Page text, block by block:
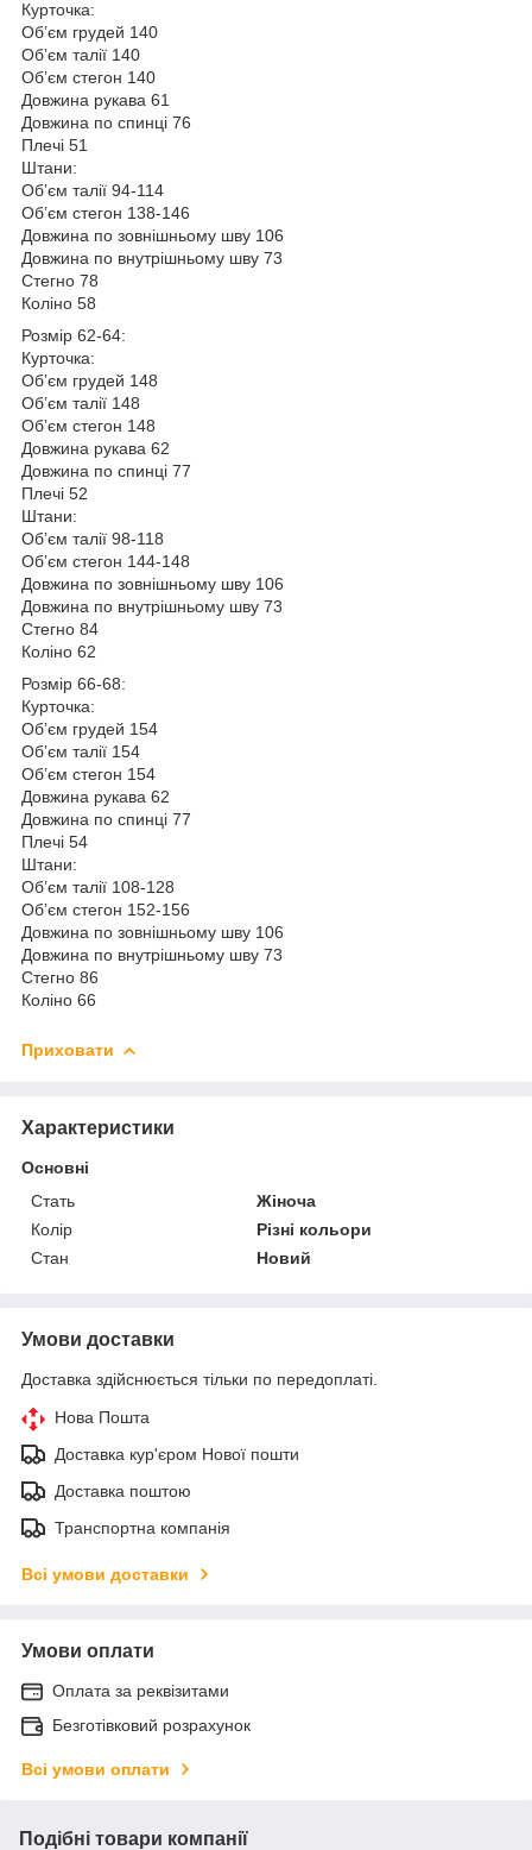
Курточка:
Обʼєм грудей 140
Обʼєм талії 140
Обʼєм стегон 140
Довжина рукава 61
Довжина по спинці 76
Плечі 51
Штани:
Обʼєм талії 94-114
Обʼєм стегон 138-146
Довжина по зовнішньому шву 106
Довжина по внутрішньому шву 73
Стегно 78
Коліно 58
Розмір 62-64:
Курточка:
Обʼєм грудей 148
Обʼєм талії 148
Обʼєм стегон 148
Довжина рукава 62
Довжина по спинці 77
Плечі 52
Штани:
Обʼєм талії 98-118
Обʼєм стегон 144-148
Довжина по зовнішньому шву 106
Довжина по внутрішньому шву 73
Стегно 84
Коліно 62
Розмір 66-68:
Курточка:
Обʼєм грудей 154
Обʼєм талії 154
Обʼєм стегон 154
Довжина рукава 62
Довжина по спинці 77
Плечі 54
Штани:
Обʼєм талії 108-128
Обʼєм стегон 152-156
Довжина по зовнішньому шву 106
Довжина по внутрішньому шву 73
Стегно 86
Коліно 66
Приховати
Характеристики
Основні
Стать
Жіноча
Колір
Різні кольори
Стан
Новий
Умови доставки
Доставка здійснюється тільки по передоплаті.
Нова Пошта
Доставка кур'єром Нової пошти
Доставка поштою
Транспортна компанія
Всі умови доставки
Умови оплати
Оплата за реквізитами
Безготівковий розрахунок
Всі умови оплати
Подібні товари компанії